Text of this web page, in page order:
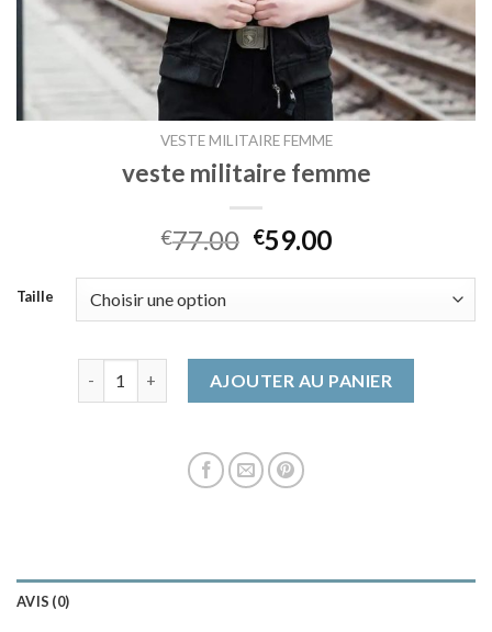
VESTE MILITAIRE FEMME
veste militaire femme
€77.00 €59.00
Taille
AJOUTER AU PANIER
AVIS (0)